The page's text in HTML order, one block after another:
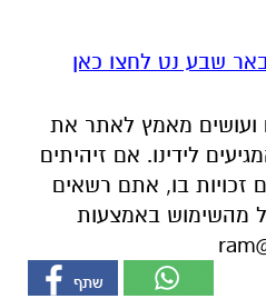
זכויות בו, אתם רשאים